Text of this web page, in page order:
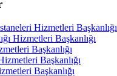
Hizmetleri Başkanlığı
Hizmetleri Başkanlığı
Başkanlığı
Başkanlığı
Başkanlığı